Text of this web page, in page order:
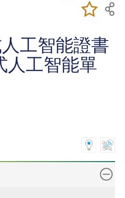
加入/移除
我喜愛的
儲存課程
工智能證書
人工智能單